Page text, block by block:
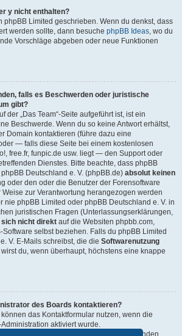
y nicht enthalten?
phpBB Limited geschrieben. Wenn du denkst, dass
werden sollte, dann besuche phpBB Ideas, wo du
Vorschläge abgeben oder neue Funktionen
falls es Beschwerden oder juristische
gibt?
der „Das Team“-Seite aufgeführt ist, ist ein
Beschwerde. Wenn du so keine Antwort erhältst,
Domain kontaktieren (führe dazu eine
— falls diese Seite bei einem kostenlosen
free.fr, funpic.de usw. liegt — den Support oder
Dienstes. Bitte beachte, dass phpBB
Deutschland e. V. (phpBB.de) absolut keinen
oder den oder die Benutzer der Forensoftware
zur Verantwortung herangezogen werden
nie phpBB Limited oder phpBB Deutschland e. V. in
juristischen Fragen (Unterlassungserklärungen,
sich nicht direkt auf die Websiten phpbb.com,
selbst beziehen. Falls du phpBB Limited
V. E-Mails schreibst, die die Softwarenutzung
wirst du, wenn überhaupt, höchstens eine knappe
des Boards kontaktieren?
das Kontaktformular nutzen, wenn die
aktiviert wurde.
zusätzlich den Link „Das Team“ verwenden.